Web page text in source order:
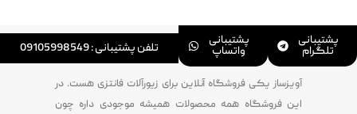
پشتیبانی
تلگرام
پشتیبانی
واتساپ تلفن پشتیبانی : 09105998549
آویزساز یکی فروشگاه آنلاین برای زیورآلات فانتزی هست. در
این فروشگاه همه محصولات همیشه موجودی داره چون